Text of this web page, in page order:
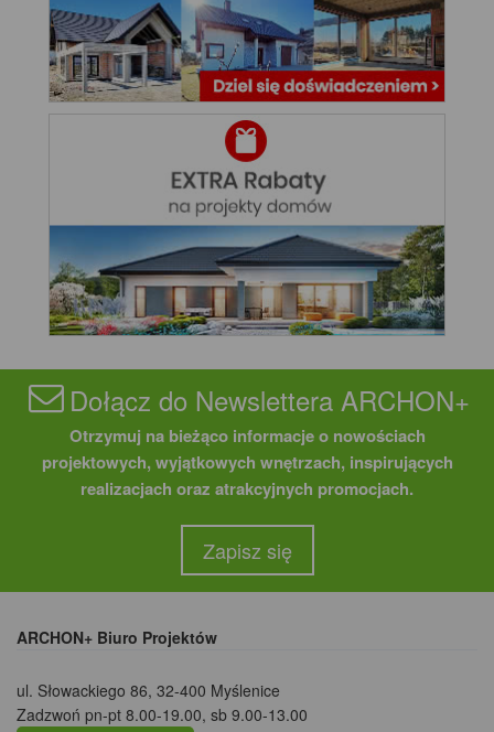
Dołącz do Newslettera ARCHON+
Otrzymuj na bieżąco informacje o nowościach
projektowych, wyjątkowych wnętrzach, inspirujących
realizacjach oraz atrakcyjnych promocjach.
Zapisz się
ARCHON+ Biuro Projektów
ul. Słowackiego 86, 32-400 Myślenice
Zadzwoń pn-pt 8.00-19.00, sb 9.00-13.00